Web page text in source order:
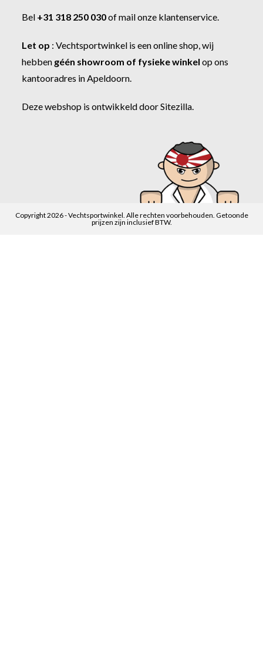
Bel +31 318 250 030ofmail onze klantenservice.
Let op :Vechtsportwinkel is een online shop, wij
hebben géén showroom of fysieke winkel op ons
kantooradres in Apeldoorn.
Deze webshop is ontwikkeld doorSitezilla.
Copyright 2026 - Vechtsportwinkel. Alle rechten voorbehouden. Getoonde
prijzen zijn inclusief BTW.